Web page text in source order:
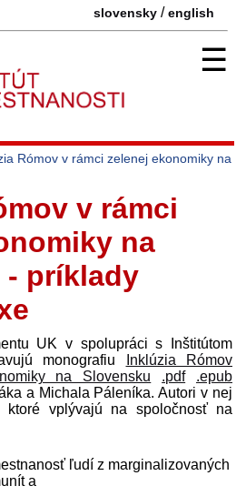
slovensky /english
☰
Rómov v rámci zelenej ekonomiky na
v rámci
na
- príklady
UK v spolupráci s Inštitútom
monografiu
Inklúzia Rómov
na Slovensku
.pdf
.epub
a Michala Páleníka. Autori v nej
ktoré vplývajú na spoločnosť na
ľudí z marginalizovaných
a